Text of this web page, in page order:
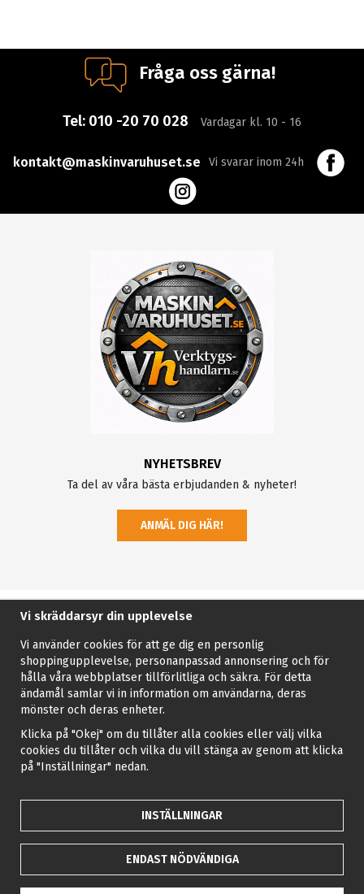
Fråga oss gärna!
Tel: 010 -20 70 028 Vardagar kl. 10 - 16
kontakt@maskinvaruhuset.se Vi svarar inom 24h
NYHETSBREV
Ta del av våra bästa erbjudanden & nyheter!
ANMÄL DIG HÄR!
Vi skräddarsyr din upplevelse
Vi använder cookies för att ge dig en personlig
shoppingupplevelse, personanpassad annonsering och för
hålla våra webbplatser tillförlitliga och säkra. För detta
ändamål samlar vi in information om användarna, deras
mönster och deras enheter.
Klicka på "Okej" om du tillåter alla cookies eller välj vilka
cookies du tillåter och vilka du vill stänga av genom att klicka
på "Inställningar" nedan.
INSTÄLLNINGAR
ENDAST NÖDVÄNDIGA